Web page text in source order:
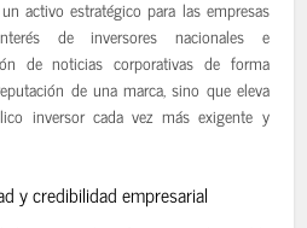
activo estratégico para las empresas
de inversores nacionales e
de noticias corporativas de forma
de una marca, sino que eleva
inversor cada vez más exigente y
y credibilidad empresarial